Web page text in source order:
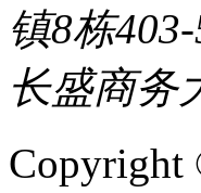
镇8栋
长盛商务